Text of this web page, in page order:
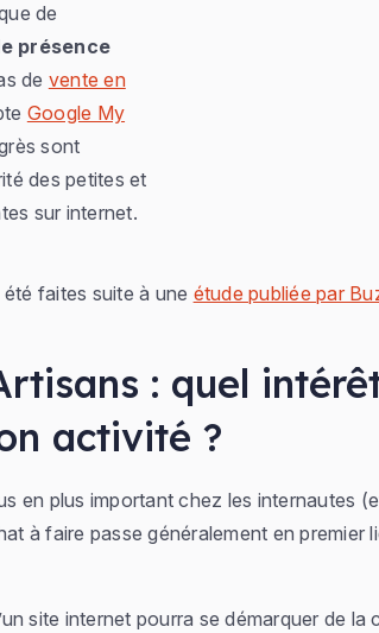
de
présence
de vente en
Google My
sont
des petites et
sur internet.
faites suite à une étude publiée par
: quel
activité ?
en plus important chez les internautes
à faire passe généralement en premier
site internet pourra se démarquer de